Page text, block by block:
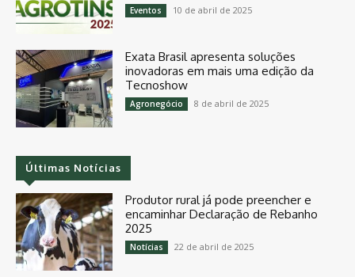
Eventos 10 de abril de 2025
Exata Brasil apresenta soluções
inovadoras em mais uma edição da
Tecnoshow
Agronegócio 8 de abril de 2025
Últimas Notícias
Produtor rural já pode preencher e
encaminhar Declaração de Rebanho
2025
Notícias 22 de abril de 2025